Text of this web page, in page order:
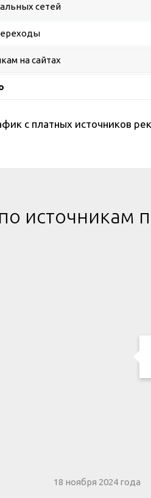
сетей
на сайтах
с платных источников
источникам
18 ноября 2024 года